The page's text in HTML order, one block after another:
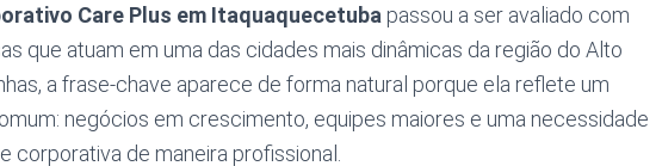
Care Plus em Itaquaquecetuba passou a ser avaliado com
que atuam em uma das cidades mais dinâmicas da região do Alto
a frase-chave aparece de forma natural porque ela reflete um
negócios em crescimento, equipes maiores e uma necessidade
corporativa de maneira profissional.